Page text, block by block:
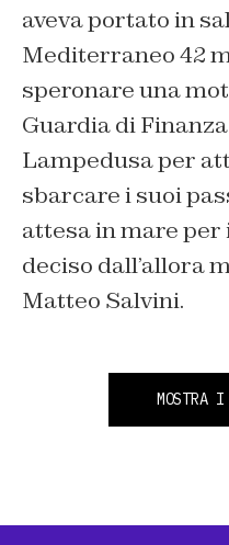
aveva portato in
Mediterraneo 42
speronare una
Guardia di
Lampedusa per
sbarcare i suoi
attesa in mare
deciso dall’allora
Matteo Salvini.
MOSTRA I